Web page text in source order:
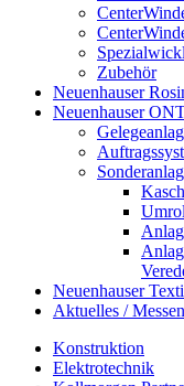
Zubehör
Neuenhauser
Neuenhauser
Neuenhauser
Aktuelles / Messen
Konstruktion
Elektrotechnik